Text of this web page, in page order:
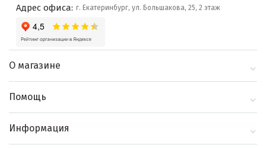
Адрес офиса: г. Екатеринбург, ул. Большакова, 25, 2 этаж
О магазине
Блог
Помощь
Информация